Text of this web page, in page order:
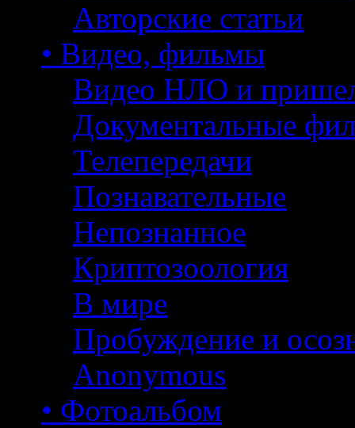
Авторские статьи
• Видео, фильмы
Видео НЛО и
Документальные
Телепередачи
Познавательные
Непознанное
Криптозоология
В мире
Пробуждение и
Anonymous
• Фотоальбом